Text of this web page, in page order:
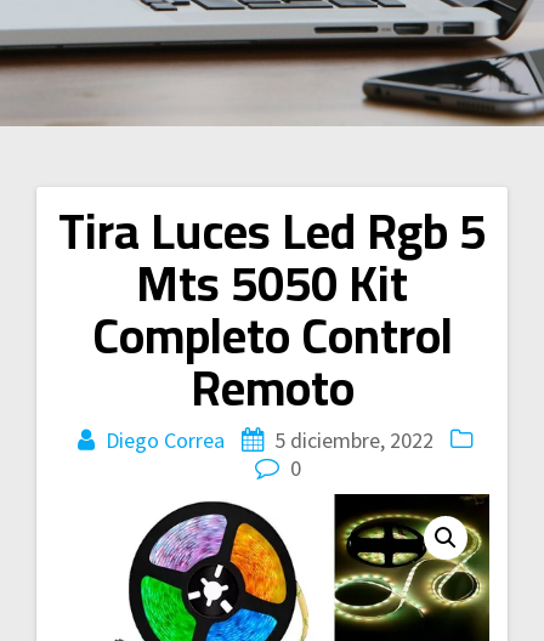
Tira Luces Led Rgb 5
Mts 5050 Kit
Completo Control
Remoto
Diego Correa
5 diciembre, 2022
0
Navegación
entradas